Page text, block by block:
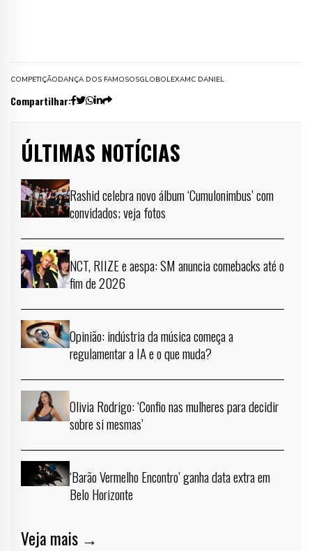
COMPETIÇÃODANÇA DOS FAMOSOSGLOBOLEXAMC DANIEL
Compartilhar:
ÚLTIMAS NOTÍCIAS
Rashid celebra novo álbum ‘Cumulonimbus’ com
convidados; veja fotos
NCT, RIIZE e aespa: SM anuncia comebacks até o
fim de 2026
Opinião: indústria da música começa a
regulamentar a IA e o que muda?
Olivia Rodrigo: ‘Confio nas mulheres para decidir
sobre si mesmas’
‘Barão Vermelho Encontro’ ganha data extra em
Belo Horizonte
Veja mais →